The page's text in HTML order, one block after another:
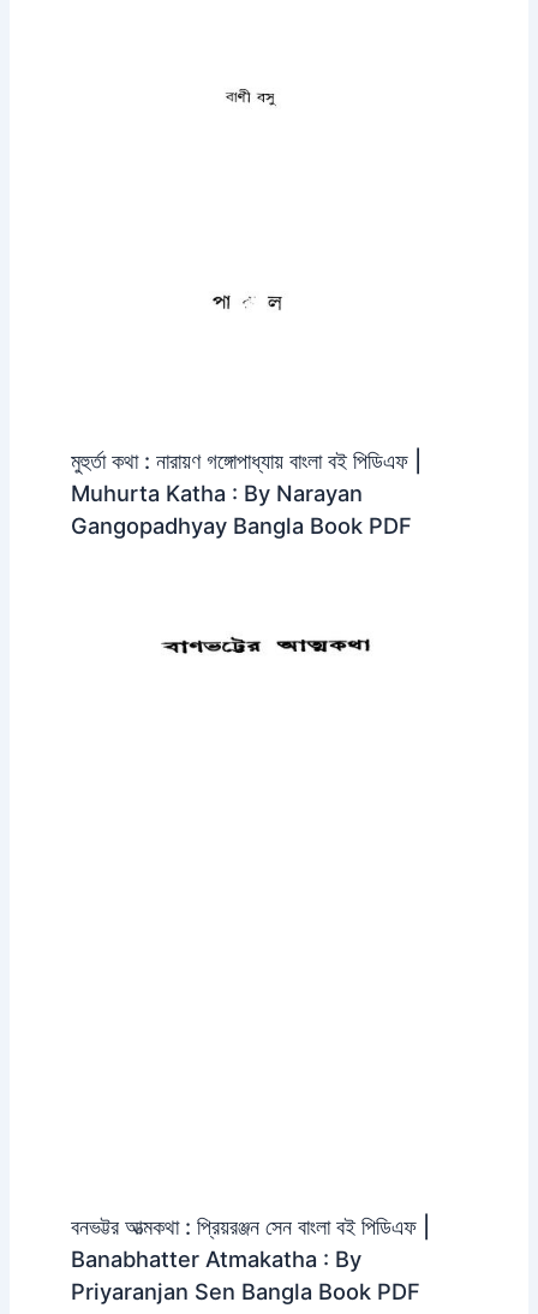
মুহুর্তা কথা : নারায়ণ গঙ্গোপাধ্যায় বাংলা বই পিডিএফ |
Muhurta Katha : By Narayan
Gangopadhyay Bangla Book PDF
বনভট্টর আত্মকথা : প্রিয়রঞ্জন সেন বাংলা বই পিডিএফ |
Banabhatter Atmakatha : By
Priyaranjan Sen Bangla Book PDF